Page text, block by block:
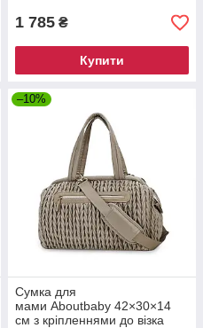
1 785 ₴
Купити
–10%
Сумка для
мами Aboutbaby 42×30×14
см з кріпленнями до візка